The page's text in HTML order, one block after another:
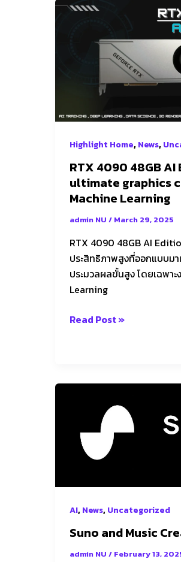
Highlight Home,News,
RTX 4090 48GB AI
ultimate graphics
Machine Learning
admin NU / March 29, 2025
RTX 4090 48GB AI
ประสิทธิภาพสูงที่ออกแบบมา
ประมวลผลขั้นสูง โดยเฉพาะ
Learning
RTX
ultimate
graphics
for
AI
and
Machine
Read Post »
AI,News,Uncategorized
Suno and Music
admin NU / February 13,
Creation
with